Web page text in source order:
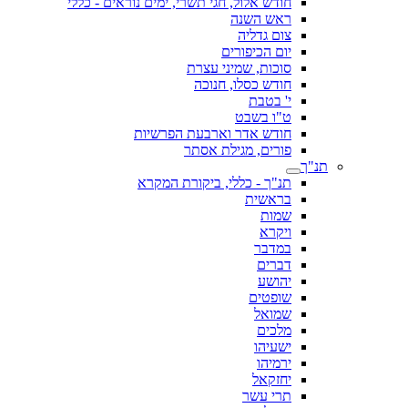
ראש השנה
צום גדליה
יום הכיפורים
סוכות, שמיני עצרת
חודש כסלו, חנוכה
י' בטבת
ט"ו בשבט
חודש אדר וארבעת הפרשיות
פורים, מגילת אסתר
תנ"ך
תנ"ך - כללי, ביקורת המקרא
בראשית
שמות
ויקרא
במדבר
דברים
יהושע
שופטים
שמואל
מלכים
ישעיהו
ירמיהו
יחזקאל
תרי עשר